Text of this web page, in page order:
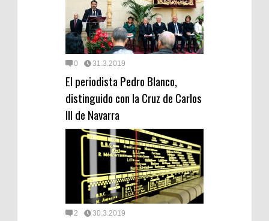
0 31.3.2019
El periodista Pedro Blanco,
distinguido con la Cruz de Carlos
III de Navarra
2 30.3.2019